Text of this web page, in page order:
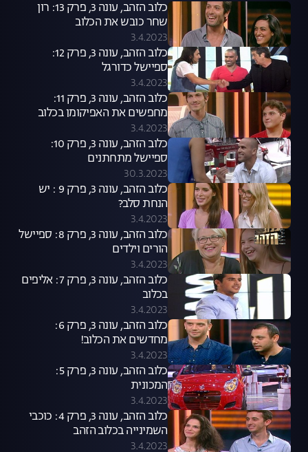
כלוב הזהב, עונה 3, פרק 13: רון
שחר כובש את הכלוב
3.4.2023
כלוב הזהב, עונה 3, פרק 12:
ספיישל כדורגל
3.4.2023
כלוב הזהב, עונה 3, פרק 11:
מחפשים את האפיקומן בכלוב
3.4.2023
כלוב הזהב, עונה 3, פרק 10:
ספיישל מתחתנים
30.3.2023
כלוב הזהב, עונה 3, פרק 9 : יש
הנחת סלב?
3.4.2023
כלוב הזהב, עונה 3, פרק 8: ספיישל
הורים וילדים
3.4.2023
כלוב הזהב, עונה 3, פרק 7: אליפים
בכלוב
3.4.2023
כלוב הזהב, עונה 3, פרק 6:
מחדשים את הכלוב!
3.4.2023
כלוב הזהב, עונה 3, פרק 5:
המכונית
3.4.2023
כלוב הזהב, עונה 3, פרק 4: כוכבי
השמינייה בכלוב הזהב
3.4.2023